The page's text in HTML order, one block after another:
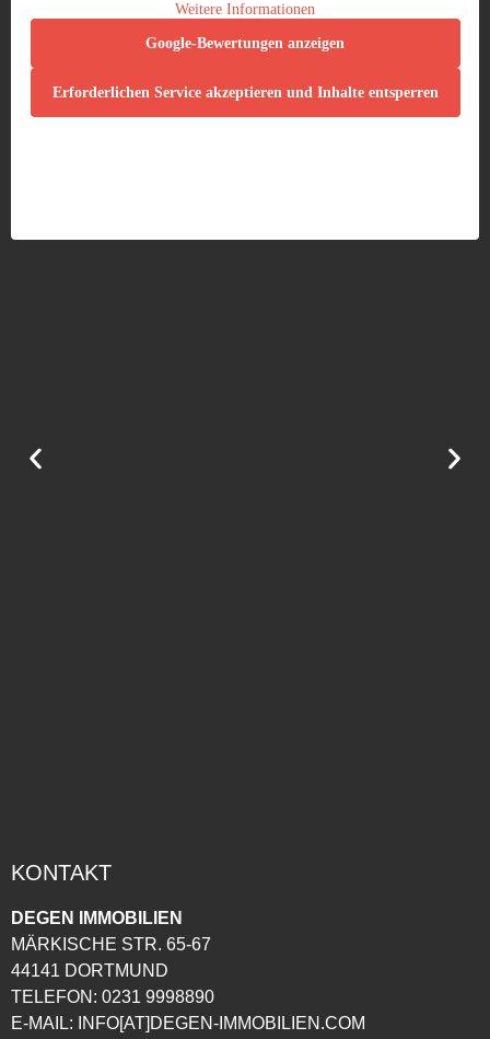
Weitere Informationen
Google-Bewertungen anzeigen
Erforderlichen Service akzeptieren und Inhalte entsperren
KONTAKT
DEGEN IMMOBILIEN
MÄRKISCHE STR. 65-67
44141 DORTMUND
TELEFON: 0231 9998890
E-MAIL: INFO[AT]DEGEN-IMMOBILIEN.COM